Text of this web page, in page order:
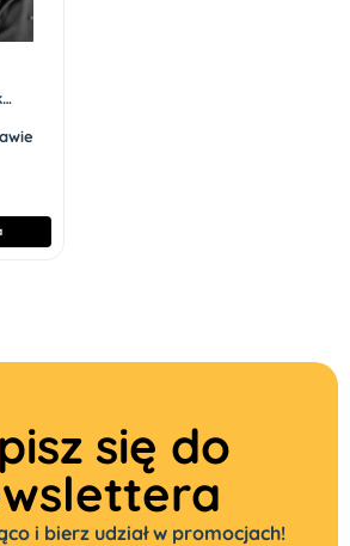
się do
i bierz udział w promocjach!